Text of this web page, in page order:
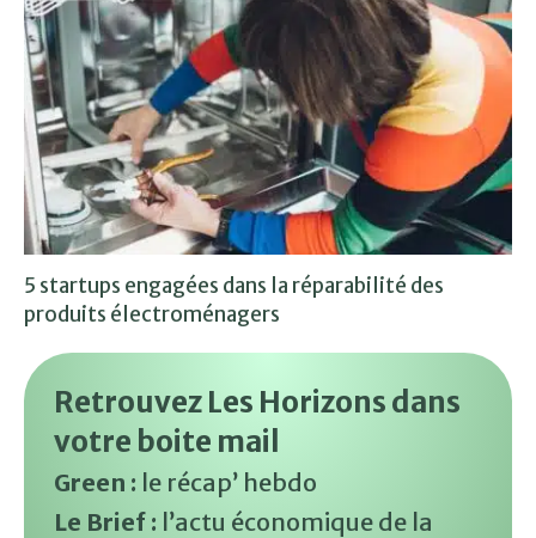
5 startups engagées dans la réparabilité des
produits électroménagers
Retrouvez Les Horizons dans
votre boite mail
Green : le récap’ hebdo
Le Brief : l’actu économique de la